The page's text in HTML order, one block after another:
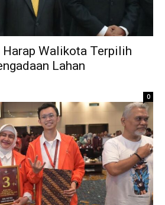
Walikota Terpilih
Lahan
0